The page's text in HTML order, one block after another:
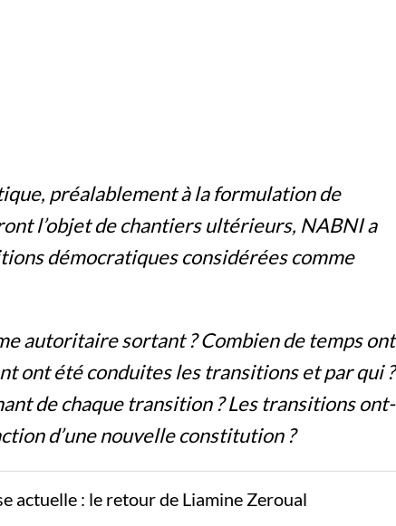
préalablement à la formulation de
l’objet de chantiers ultérieurs, NABNI a
démocratiques considérées comme
autoritaire sortant ? Combien de temps ont
ont été conduites les transitions et par qui ?
de chaque transition ? Les transitions ont-
d’une nouvelle constitution ?
actuelle : le retour de Liamine Zeroual